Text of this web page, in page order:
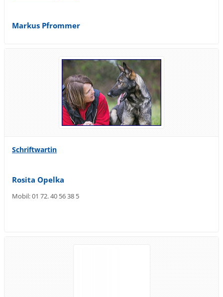
Markus Pfrommer
Schriftwartin
Rosita Opelka
Mobil: 01 72. 40 56 38 5